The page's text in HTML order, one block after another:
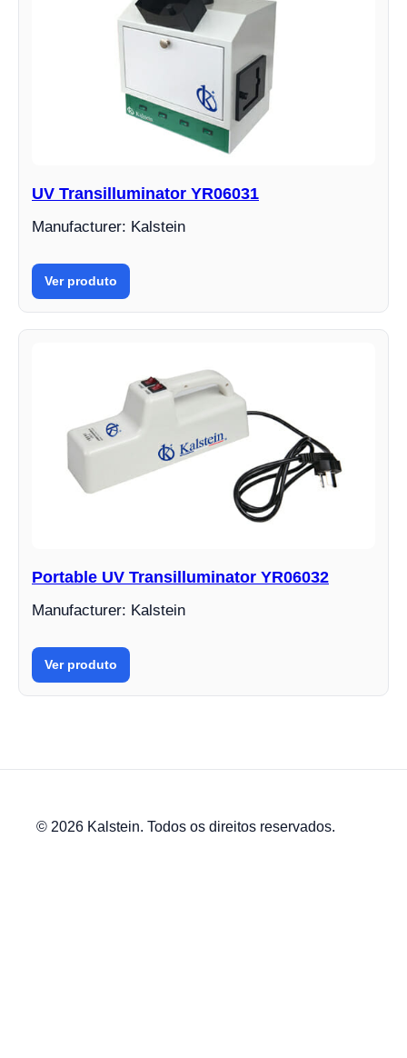
UV Transilluminator YR06031
Manufacturer: Kalstein
Ver produto
Portable UV Transilluminator YR06032
Manufacturer: Kalstein
Ver produto
© 2026 Kalstein. Todos os direitos reservados.